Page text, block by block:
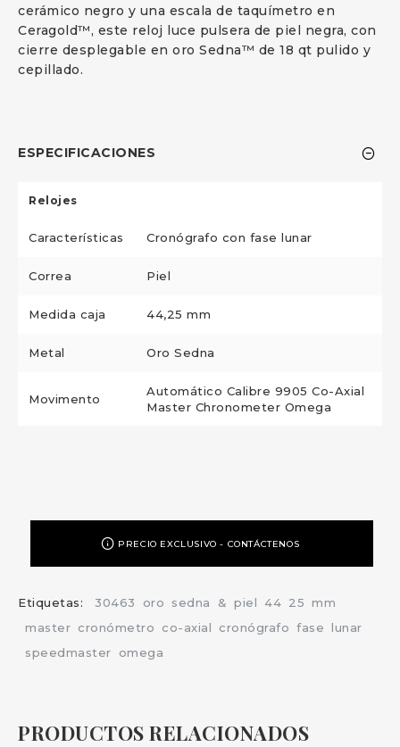
cerámico negro y una escala de taquímetro en
Ceragold™, este reloj luce pulsera de piel negra, con
cierre desplegable en oro Sedna™ de 18 qt pulido y
cepillado.
ESPECIFICACIONES
Relojes
Características Cronógrafo con fase lunar
Correa Piel
Medida caja 44,25 mm
Metal Oro Sedna
Movimento
Automático Calibre 9905 Co-Axial
Master Chronometer Omega
PRECIO EXCLUSIVO - CONTÁCTENOS
Etiquetas: 30463 oro sedna & piel 44 25 mm
master cronómetro co-axial cronógrafo fase lunar
speedmaster
omega
PRODUCTOS RELACIONADOS